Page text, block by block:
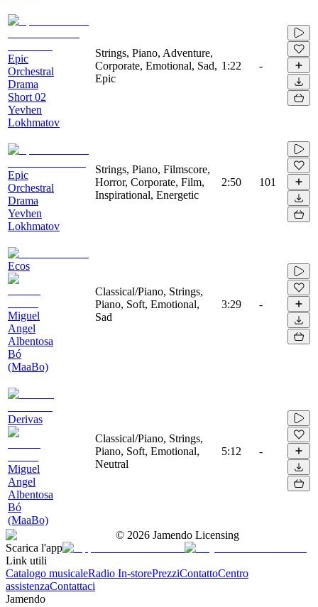
Epic
Orchestral
Drama
Short 02
Yevhen
Lokhmatov
Strings, Piano, Adventure,
Corporate, Emotional, Sad,
Epic
1:22 -
Epic
Orchestral
Drama
Yevhen
Lokhmatov
Strings, Piano, Filmscore,
Horror, Corporate, Film,
Inspirational, Energetic
2:50 101
Ecos
Miguel
Angel
Albentosa
Bó
(MaaBo)
Classical/Piano, Strings,
Piano, Soft, Emotional,
Sad
3:29 -
Derivas
Miguel
Angel
Albentosa
Bó
(MaaBo)
Classical/Piano, Strings,
Piano, Soft, Emotional,
Neutral
5:12 -
© 2026 Jamendo Licensing
Scarica l'app
Link utili
Catalogo musicaleRadio In-storePrezziContattoCentro
assistenzaContattaci
Jamendo